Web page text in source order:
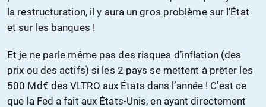
la restructuration, il y aura un gros problème sur l’État
et sur les banques !
Et je ne parle même pas des risques d’inflation (des
prix ou des actifs) si les 2 pays se mettent à prêter les
500 Md€ des VLTRO aux États dans l’année ! C’est ce
que la Fed a fait aux États-Unis, en ayant directement